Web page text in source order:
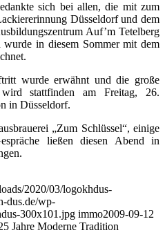
sich bei allen, die mit zum
Düsseldorf und dem
Auf’m Tetelberg
in diesem Sommer mit dem
wurde erwähnt und die große
stattfinden am Freitag, 26.
in Düsseldorf.
„Zum Schlüssel“, einige
ließen diesen Abend in
2020/03/logokhdus-
dus.de/wp-
300x101.jpg immo2009-09-12
Jahre Moderne Tradition